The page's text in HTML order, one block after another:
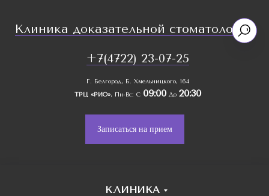
Клиника доказательной стоматологии
+7(4722) 23-07-25
Г. Белгород, Б. Хмельницкого, 164
ТРЦ «РИО», Пн-Вс: С 09:00До 20:30
Записаться на прием
КЛИНИКА